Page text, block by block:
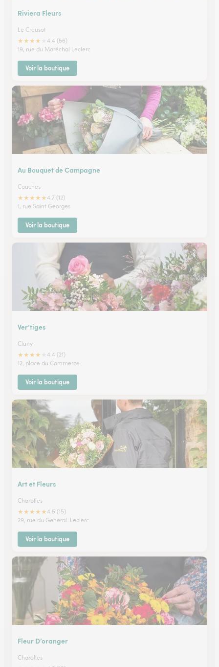
Riviera Fleurs
Le Creusot
★★★★
4.4 (56)
19, rue du Maréchal Leclerc
Voir la boutique
Au Bouquet de Campagne
Couches
★★★★★4.7 (12)
1, rue Saint Georges
Voir la boutique
Ver’tiges
Cluny
★★★★
4.4 (21)
12, place du Commerce
Voir la boutique
Art et Fleurs
Charolles
★★★★★4.5 (15)
29, rue du General-Leclerc
Voir la boutique
Fleur D’oranger
Charolles